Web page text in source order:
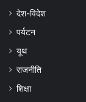
देश-विदेश
पर्यटन
यूथ
राजनीति
शिक्षा